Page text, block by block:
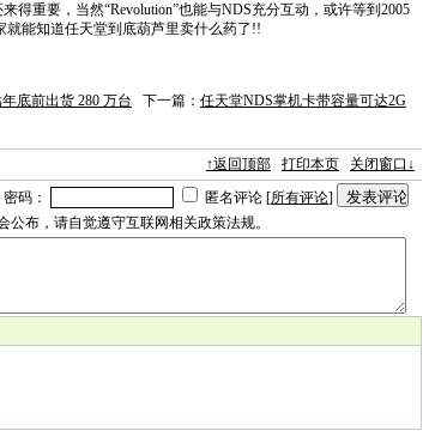
得重要，当然“Revolution”也能与NDS充分互动，或许等到2005
就能知道任天堂到底葫芦里卖什么药了!!
底前出货 280 万台 下一篇： 任天堂NDS掌机卡带容量可达2G
↑返回顶部 打印本页
关闭窗口↓
密码： 匿名评论 [所有评论]
布，请自觉遵守互联网相关政策法规。